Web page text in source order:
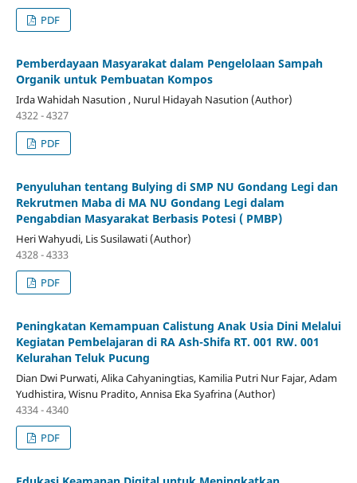
PDF
Pemberdayaan Masyarakat dalam Pengelolaan Sampah
Organik untuk Pembuatan Kompos
Irda Wahidah Nasution , Nurul Hidayah Nasution (Author)
4322 - 4327
PDF
Penyuluhan tentang Bulying di SMP NU Gondang Legi dan
Rekrutmen Maba di MA NU Gondang Legi dalam
Pengabdian Masyarakat Berbasis Potesi ( PMBP)
Heri Wahyudi, Lis Susilawati (Author)
4328 - 4333
PDF
Peningkatan Kemampuan Calistung Anak Usia Dini Melalui
Kegiatan Pembelajaran di RA Ash-Shifa RT. 001 RW. 001
Kelurahan Teluk Pucung
Dian Dwi Purwati, Alika Cahyaningtias, Kamilia Putri Nur Fajar, Adam
Yudhistira, Wisnu Pradito, Annisa Eka Syafrina (Author)
4334 - 4340
PDF